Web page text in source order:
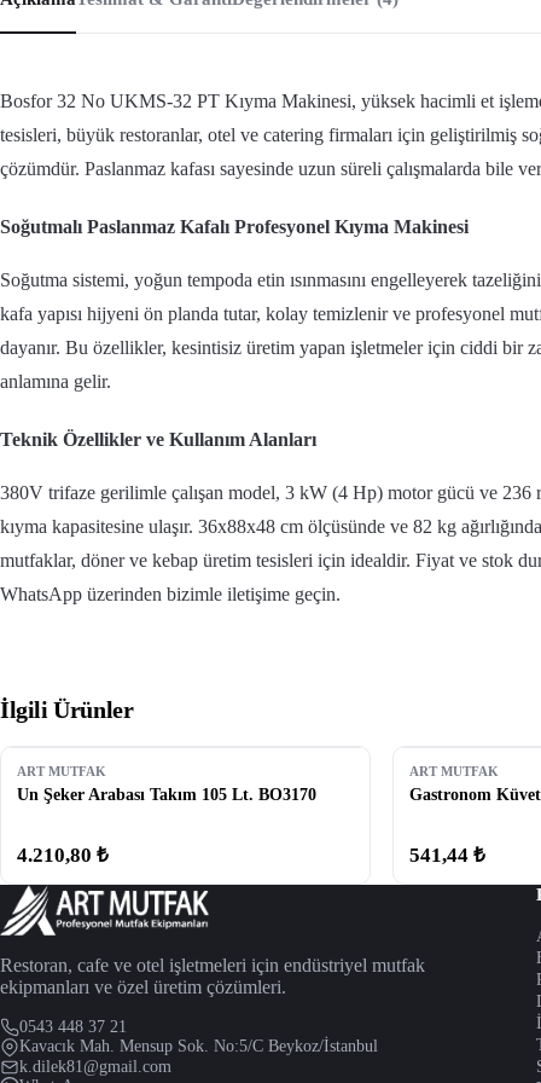
Bosfor 32 No UKMS-32 PT Kıyma Makinesi, yüksek hacimli et
tesisleri, büyük restoranlar, otel ve catering firmaları için geliştirilmiş
çözümdür. Paslanmaz kafası sayesinde uzun süreli çalışmalarda bile
Soğutmalı Paslanmaz Kafalı Profesyonel Kıyma Makinesi
Soğutma sistemi, yoğun tempoda etin ısınmasını engelleyerek
kafa yapısı hijyeni ön planda tutar, kolay temizlenir ve profesyonel
dayanır. Bu özellikler, kesintisiz üretim yapan işletmeler için ciddi bir
anlamına gelir.
Teknik Özellikler ve Kullanım Alanları
380V trifaze gerilimle çalışan model, 3 kW (4 Hp) motor gücü ve 236
kıyma kapasitesine ulaşır. 36x88x48 cm ölçüsünde ve 82 kg
mutfaklar, döner ve kebap üretim tesisleri için idealdir. Fiyat ve stok
WhatsApp üzerinden bizimle iletişime geçin.
İlgili Ürünler
ART MUTFAK
Un Şeker Arabası Takım 105 Lt. BO3170
4.210,80 ₺
ART MUTFAK
Gastronom
541,44 ₺
Restoran, cafe ve otel işletmeleri için endüstriyel mutfak
ekipmanları ve özel üretim çözümleri.
0543 448 37 21
Kavacık Mah. Mensup Sok. No:5/C Beykoz/İstanbul
k.dilek81@gmail.com